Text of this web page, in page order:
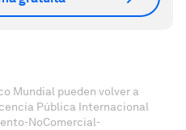
Mundial pueden volver a
Pública Internacional
NoComercial-